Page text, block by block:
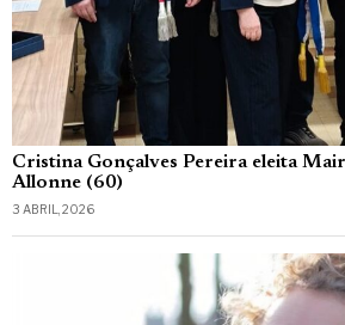
Cristina Gonçalves Pereira eleita
Allonne (60)
3 ABRIL, 2026